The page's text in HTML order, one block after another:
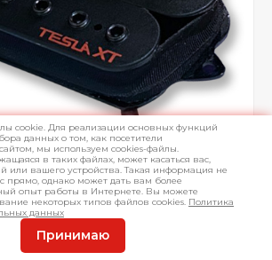
cookie. Для реализации основных функций
данных о том, как посетители
мы используем cookies-файлы.
в таких файлах, может касаться вас,
или вашего устройства. Такая информация не
прямо, однако может дать вам более
опыт работы в Интернете. Вы можете
некоторых типов файлов cookies. Политика
данных
Принимаю